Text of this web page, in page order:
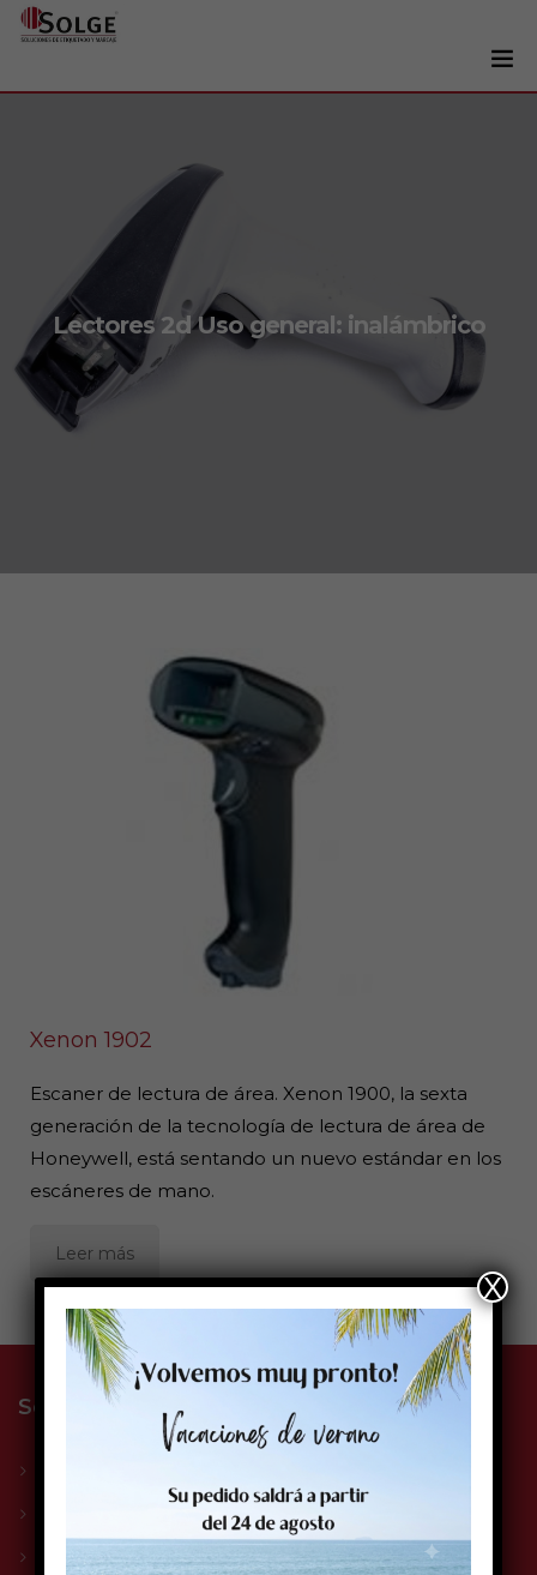
Lectores
Marcaje
Servicios
Lectores 2d Uso general: inalámbrico
Xenon 1902
Escaner de lectura de área. Xenon 1900, la sexta
generación de la tecnología de lectura de área de
Honeywell, está sentando un nuevo estándar en los
escáneres de mano.
Leer más
Solge Systems S.L.
Compromiso Solge
X